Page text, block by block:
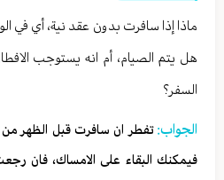
ماذا إذا سافرت بدون عقد نية، أي في
هل يتم الصيام، أم انه يستوجب
السفر؟
الجواب:تفطر ان سافرت قبل الظهر من
فيمكنك البقاء على الامساك، فان